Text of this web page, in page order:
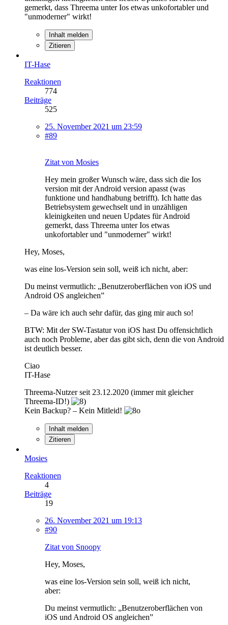
gemerkt, dass Threema unter Ios etwas unkofortabler und
"unmoderner" wirkt!
Inhalt melden
Zitieren
IT-Hase
Reaktionen
774
Beiträge
525
25. November 2021 um 23:59
#89
Zitat von Mosies
Hey mein großer Wunsch wäre, dass sich die Ios
version mit der Android version apasst (was
funktione und handhabung betrifft). Ich hatte das
Betriebsystem gewechselt und in unzähligen
kleinigkeiten und neuen Updates für Android
gemerkt, dass Threema unter Ios etwas
unkofortabler und "unmoderner" wirkt!
Hey, Moses,
was eine los-Version sein soll, weiß ich nicht, aber:
Du meinst vermutlich: „Benutzeroberflächen von iOS und
Android OS angleichen”
– Da wäre ich auch sehr dafür, das ging mir auch so!
BTW: Mit der SW-Tastatur von iOS hast Du offensichtlich
auch noch Probleme, aber das gibt sich, denn die von Android
ist deutlich besser.
Ciao
IT-Hase
Threema-Nutzer seit 23.12.2020 (immer mit gleicher
Threema-ID!)
Kein Backup? – Kein Mitleid!
Inhalt melden
Zitieren
Mosies
Reaktionen
4
Beiträge
19
26. November 2021 um 19:13
#90
Zitat von Snoopy
Hey, Moses,
was eine los-Version sein soll, weiß ich nicht,
aber:
Du meinst vermutlich: „Benutzeroberflächen von
iOS und Android OS angleichen”